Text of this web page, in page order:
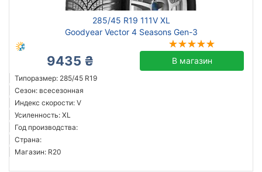
285/45 R19 111V XL
Goodyear Vector 4 Seasons Gen-3
9435 ₴ В магазин
Типоразмер: 285/45 R19
Сезон: всесезонная
Индекс скорости: V
Усиленность: XL
Год производства:
Страна:
Магазин: R20